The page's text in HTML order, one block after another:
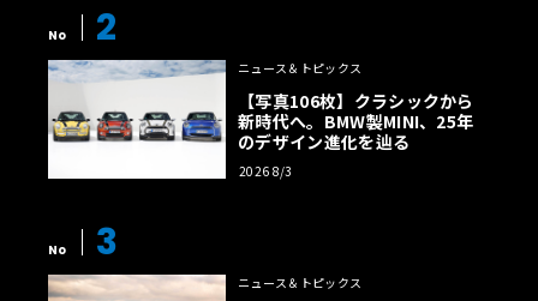
No 2
ニュース＆トピックス
【写真106枚】クラシックから
新時代へ。BMW製MINI、25年
のデザイン進化を辿る
2026 8/3
No 3
ニュース＆トピックス